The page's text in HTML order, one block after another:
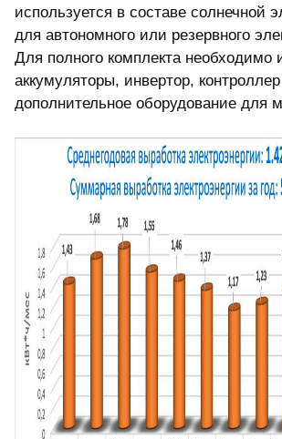
используется в составе солнечной
для автономного или резервного
Для полного комплекта необходимо
аккумуляторы, инвертор,
дополнительное оборудование для